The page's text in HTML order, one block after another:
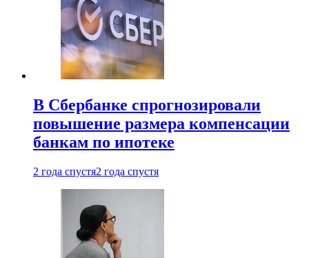
В Сбербанке спрогнозировали
повышение размера компенсации
банкам по ипотеке
2 года спустя2 года спустя